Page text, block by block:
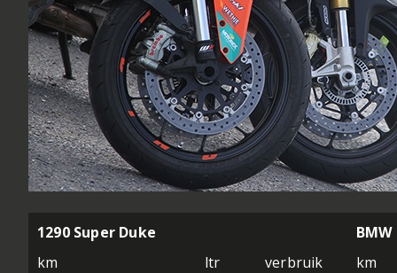
1290 Super Duke
BMW
km
ltr verbruik
km